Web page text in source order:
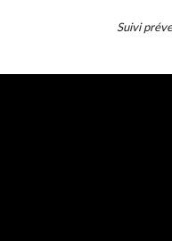
Suivi